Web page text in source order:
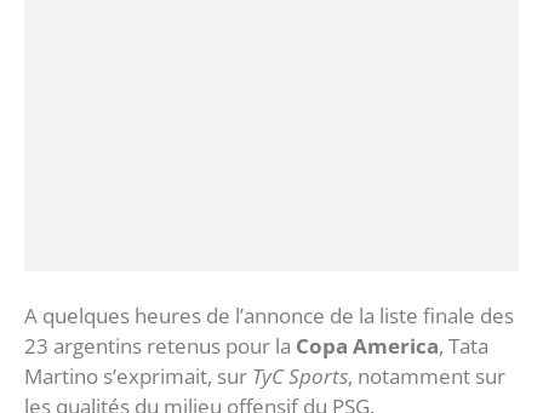
A quelques heures de l’annonce de la liste finale des
23 argentins retenus pour la Copa America, Tata
Martino s’exprimait, sur TyC Sports, notamment sur
les qualités du milieu offensif du PSG.